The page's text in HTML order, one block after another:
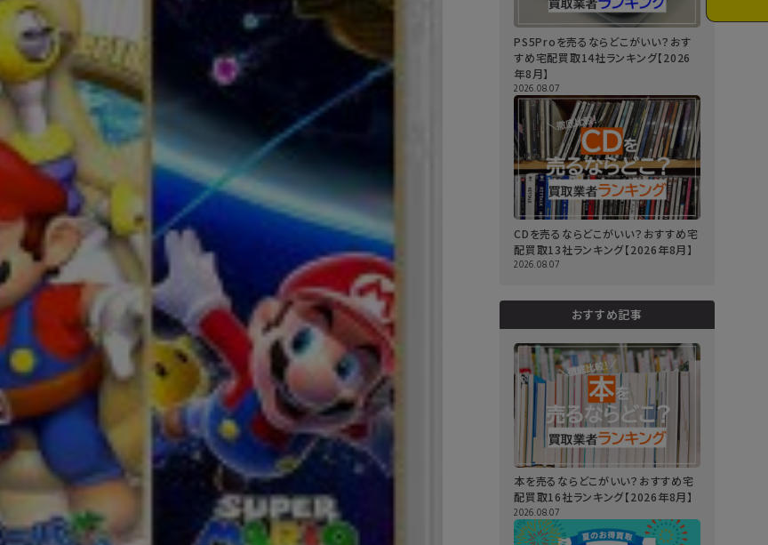
PS5Proを売るならどこがいい？おす
すめ宅配買取14社ランキング【2026
年8月】
2026.08.07
CDを売るならどこがいい？おすすめ宅
配買取13社ランキング【2026年8月】
2026.08.07
おすすめ記事
本を売るならどこがいい？おすすめ宅
配買取16社ランキング【2026年8月】
2026.08.07